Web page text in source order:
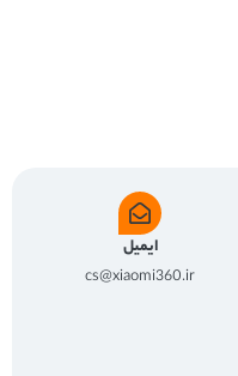
ایمیل
cs@xiaomi360.ir